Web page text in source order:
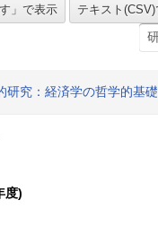
研究：経済学の哲学的基礎
度)